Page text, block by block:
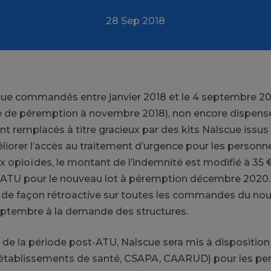
28 Sep 2018
commandés entre janvier 2018 et le 4 septembre
de péremption à novembre 2018), non encore
remplacés à titre gracieux par des kits Nalscue
l’accès au traitement d’urgence pour les
opioïdes, le montant de l’indemnité est modifié à 35
pour le nouveau lot à péremption décembre
façon rétroactive sur toutes les commandes du
à la demande des structures.
de la période post-ATU, Nalscue sera mis à
de santé, CSAPA, CAARUD) pour les